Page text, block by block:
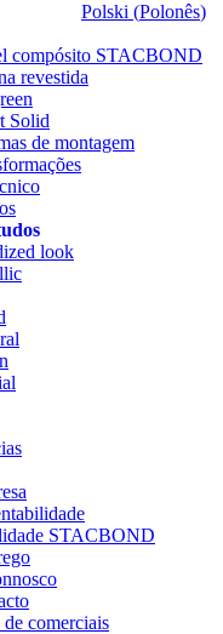
Polski (Polonês)
compósito STACBOND
revestida
Solid
de montagem
look
STACBOND
de comerciais